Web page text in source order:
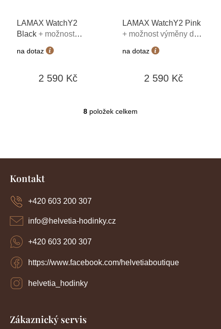
LAMAX WatchY2
Black + možnost
výměny do 90 dní
na dotaz
2 590 Kč
LAMAX WatchY2 Pink
+ možnost výměny do
na dotaz
2 590 Kč
O
a
k
i
8 položek celkem
Kontakt
info@helvetia-hodinky.cz
+420 603 200 307
https://www.facebook.com/helvetiaboutique
helvetia_hodinky
+420 603 200 307
Zákaznický servis